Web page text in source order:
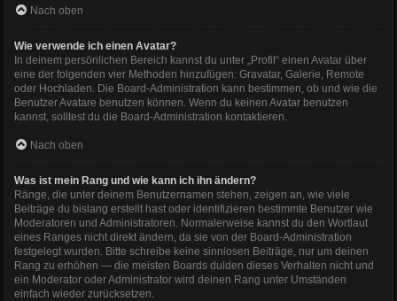
Nach oben
Wie verwende ich einen Avatar?
In deinem persönlichen Bereich kannst du unter „Profil“ einen Avatar über
eine der folgenden vier Methoden hinzufügen: Gravatar, Galerie, Remote
oder Hochladen. Die Board-Administration kann bestimmen, ob und wie die
Benutzer Avatare benutzen können. Wenn du keinen Avatar benutzen
kannst, solltest du die Board-Administration kontaktieren.
Nach oben
Was ist mein Rang und wie kann ich ihn ändern?
Ränge, die unter deinem Benutzernamen stehen, zeigen an, wie viele
Beiträge du bislang erstellt hast oder identifizieren bestimmte Benutzer wie
Moderatoren und Administratoren. Normalerweise kannst du den Wortlaut
eines Ranges nicht direkt ändern, da sie von der Board-Administration
festgelegt wurden. Bitte schreibe keine sinnlosen Beiträge, nur um deinen
Rang zu erhöhen — die meisten Boards dulden dieses Verhalten nicht und
ein Moderator oder Administrator wird deinen Rang unter Umständen
einfach wieder zurücksetzen.